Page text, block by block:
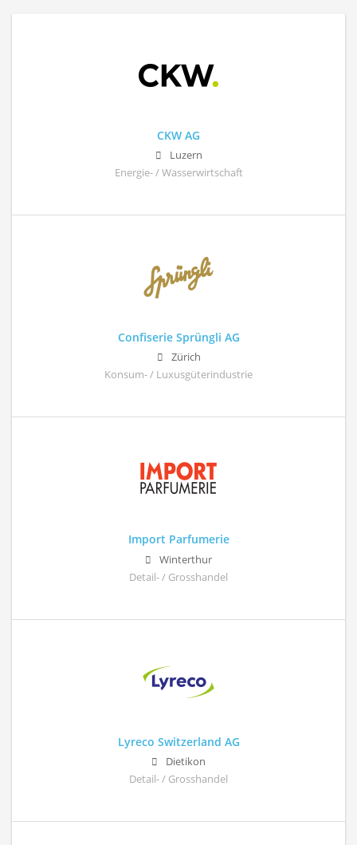
CKW AG
Luzern
Energie- / Wasserwirtschaft
Confiserie Sprüngli AG
Zürich
Konsum- / Luxusgüterindustrie
Import Parfumerie
Winterthur
Detail- / Grosshandel
Lyreco Switzerland AG
Dietikon
Detail- / Grosshandel